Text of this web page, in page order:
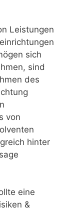
Leistungen
sich
sind
des
von
hinter
eine
&